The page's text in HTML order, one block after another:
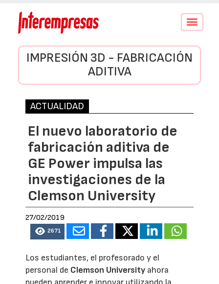
Conmutar
IMPRESIÓN 3D - FABRICACIÓN
ADITIVA
ACTUALIDAD
El nuevo laboratorio de
fabricación aditiva de
GE Power impulsa las
investigaciones de la
Clemson University
27/02/2019
2671
Los estudiantes, el profesorado y el
personal de Clemson University ahora